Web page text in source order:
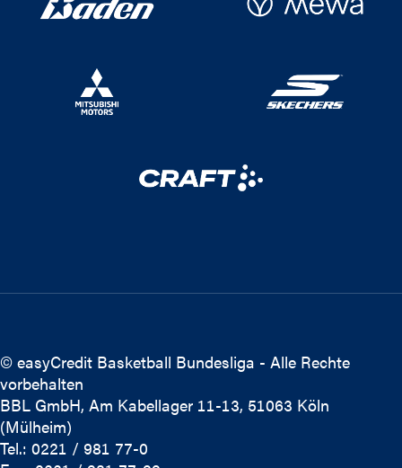
© easyCredit Basketball Bundesliga - Alle Rechte
vorbehalten
BBL GmbH, Am Kabellager 11-13, 51063 Köln
(Mülheim)
Tel.: 0221 / 981 77-0